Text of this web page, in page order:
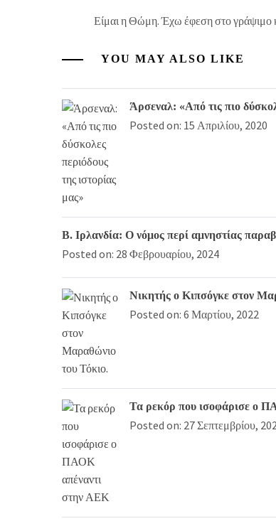
Είμαι η Θώμη. Έχω έφεση στο γράψιμο
YOU MAY ALSO LIKE
Άρσεναλ: «Από τις πιο
Posted on: 15 Απριλίου, 2020
Β. Ιρλανδία: Ο νόμος περί αμνηστίας
Posted on: 28 Φεβρουαρίου, 2024
Νικητής ο Κιπσόγκε στον
Posted on: 6 Μαρτίου, 2022
Τα ρεκόρ που ισοφάρισε ο
Posted on: 27 Σεπτεμβρίου,